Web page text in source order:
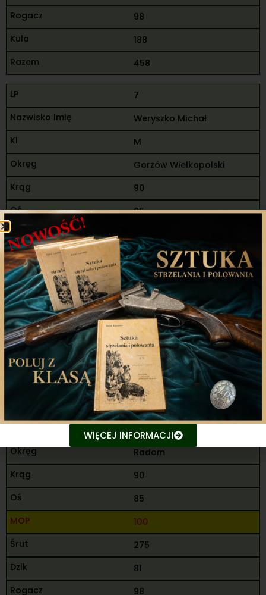
98
188
458
7
Weryszko Michał
M
Gorzów Wielkopolski
90
85
95
270
88
98
186
456
8
Madej Jakub
M
Radom
90
85
100
275
81
98
WIĘCEJ INFORMACJI